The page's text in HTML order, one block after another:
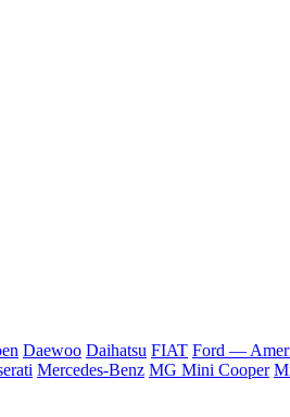
Daewoo Daihatsu FIAT Ford —
Mercedes-Benz MG Mini Cooper